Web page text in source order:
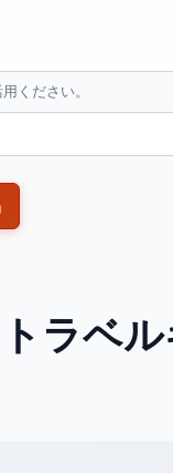
ください。
ラベ